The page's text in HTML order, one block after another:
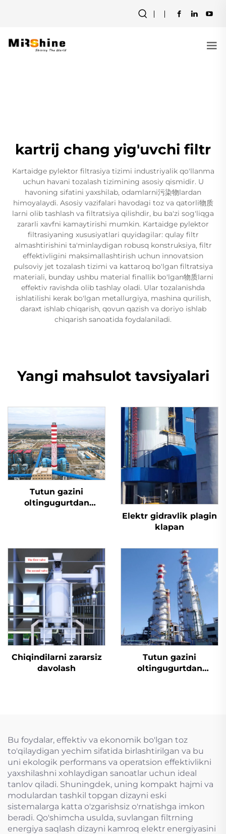
kartrij chang yig'uvchi filtr
Kartaidge pylektor filtrasiya tizimi industriyalik qo'llanma
uchun havani tozalash tizimining asosiy qismidir. U
havoning sifatini yaxshilab, odamlarni污染物lardan
himoyalaydi. Asosiy vazifalari havodagi toz va qatorli物质
larni olib tashlash va filtratsiya qilishdir, bu ba'zi sog'liqga
zararli xavfni kamaytirishi mumkin. Kartaidge pylektor
filtrasiyaning xususiyatlari quyidagilar: qulay filtr
almashtirishini ta'minlaydigan robusq konstruksiya, filtr
effektivligini maksimallashtirish uchun innovatsion
pulsoviy jet tozalash tizimi va kattaroq bo'lgan filtratsiya
materiali, bunday ushbu material finallik bo'lgan物质larni
effektiv ravishda olib tashlay oladi. Ular tozalanishda
ishlatilishi kerak bo'lgan metallurgiya, mashina qurilish,
daraxt ishlab chiqarish, qovun qazish va doriyo ishlab
chiqarish sanoatida foydalaniladi.
Yangi mahsulot tavsiyalari
Tutun gazini
oltingugurtdan
Elektr gidravlik plagin
klapan
Chiqindilarni zararsiz
davolash
Tutun gazini
oltingugurtdan
Bu foydalar, effektiv va ekonomik bo'lgan toz
to'qilaydigan yechim sifatida birlashtirilgan va bu
uni ekologik performans va operatsion effektivlikni
yaxshilashni xohlaydigan sanoatlar uchun ideal
tanlov qiladi. Shuningdek, uning kompakt hajmi va
modulardan tashkil topgan dizayni eski
sistemalarga katta o'zgarishsiz o'rnatishga imkon
beradi. Qo'shimcha usulda, suvlangan filtrning
energiya saqlash dizayni kamroq elektr energiyasini